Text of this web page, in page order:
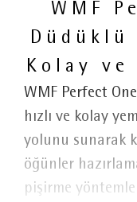
WMF
Düdüklü
Kolay ve
WMF Perfect
hızlı ve kolay
yolunu sunarak
öğünler
pişirme